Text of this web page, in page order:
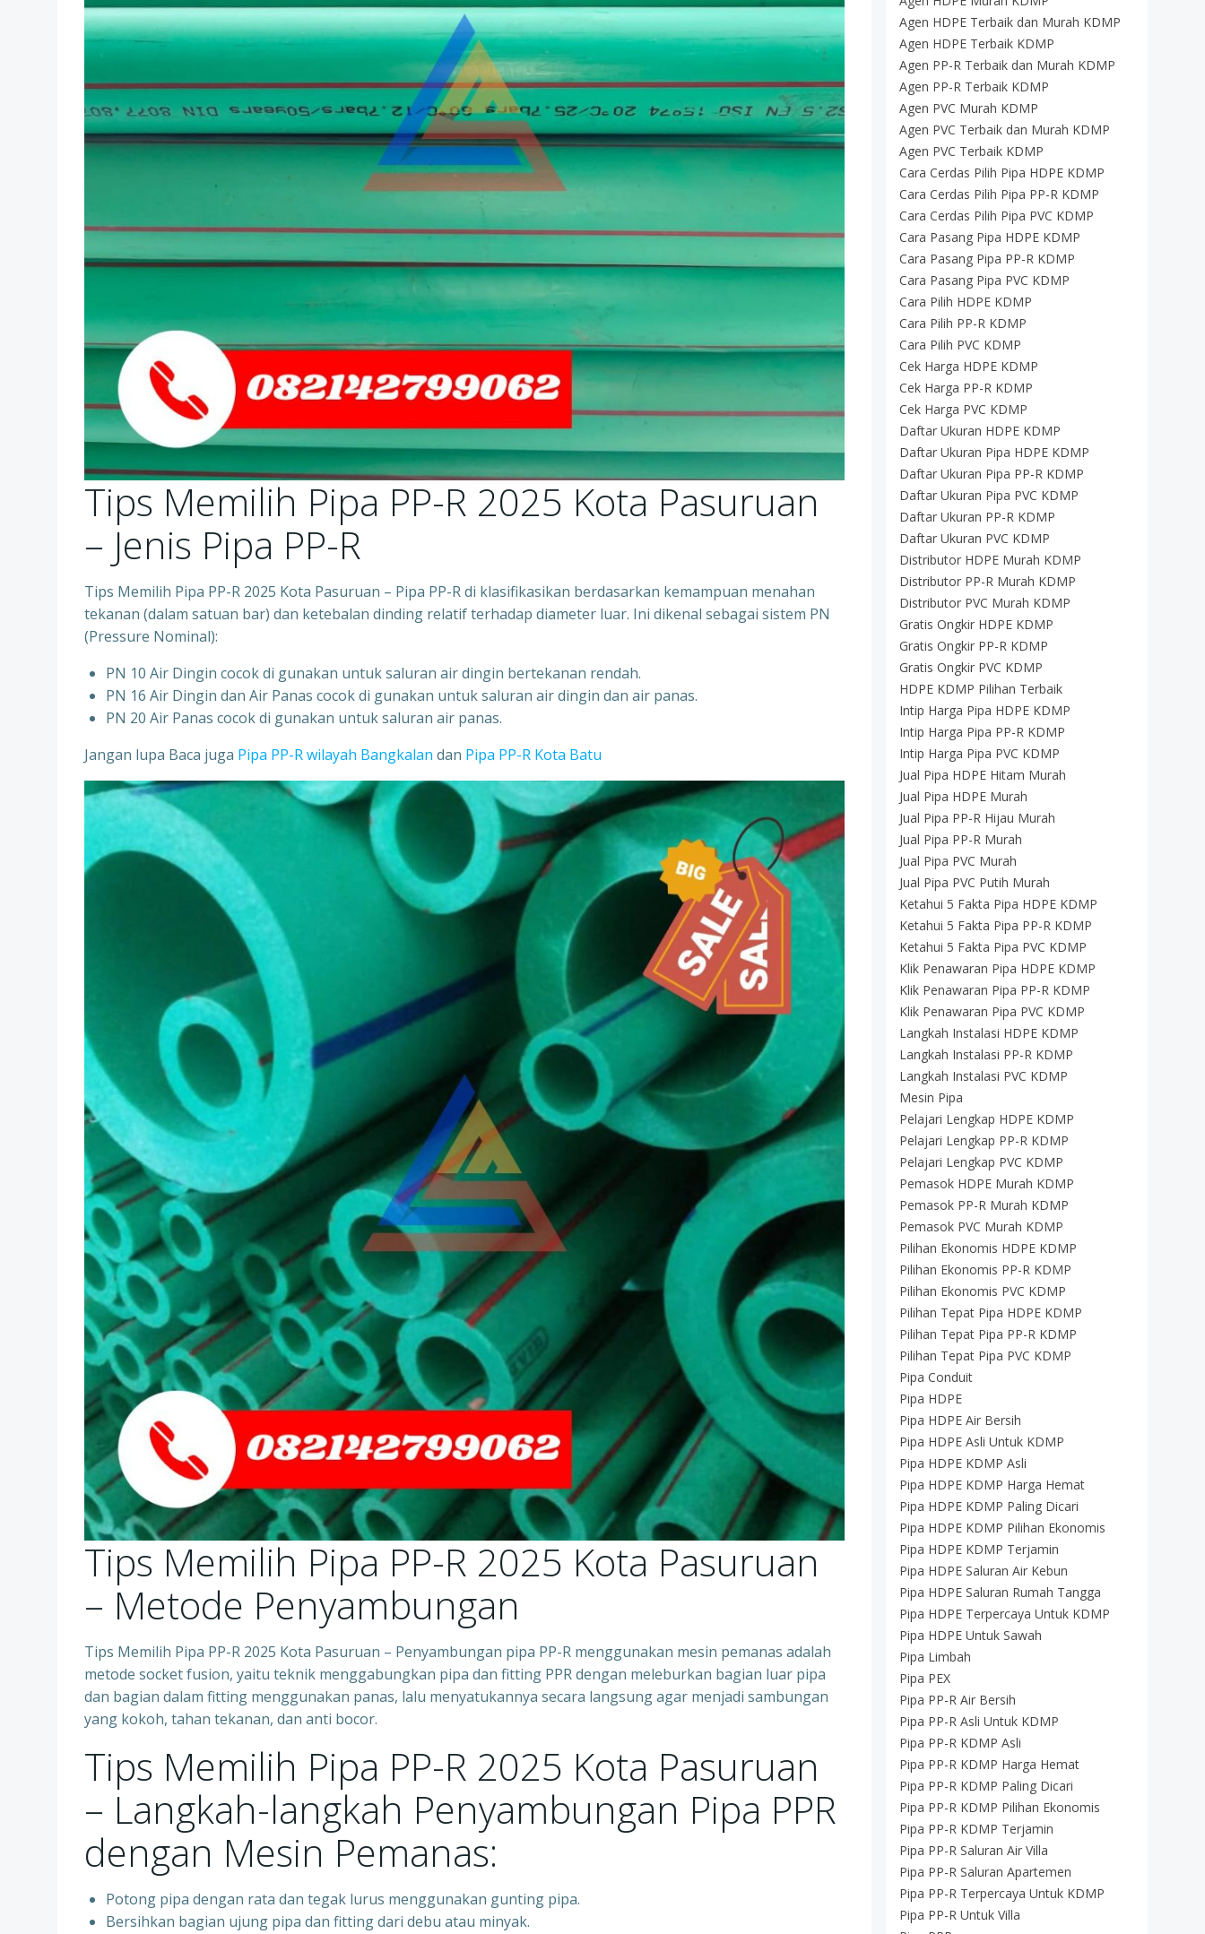
Tips Memilih Pipa PP-R 2025 Kota Pasuruan
– Jenis Pipa PP-R
Tips Memilih Pipa PP-R 2025 Kota Pasuruan – Pipa PP-R di klasifikasikan berdasarkan kemampuan menahan
tekanan (dalam satuan bar) dan ketebalan dinding relatif terhadap diameter luar. Ini dikenal sebagai sistem PN
(Pressure Nominal):
PN 10 Air Dingin cocok di gunakan untuk saluran air dingin bertekanan rendah.
PN 16 Air Dingin dan Air Panas cocok di gunakan untuk saluran air dingin dan air panas.
PN 20 Air Panas cocok di gunakan untuk saluran air panas.
Jangan lupa Baca juga Pipa PP-R wilayah Bangkalan dan Pipa PP-R Kota Batu
Tips Memilih Pipa PP-R 2025 Kota Pasuruan
– Metode Penyambungan
Tips Memilih Pipa PP-R 2025 Kota Pasuruan – Penyambungan pipa PP-R menggunakan mesin pemanas adalah
metode socket fusion, yaitu teknik menggabungkan pipa dan fitting PPR dengan meleburkan bagian luar pipa
dan bagian dalam fitting menggunakan panas, lalu menyatukannya secara langsung agar menjadi sambungan
yang kokoh, tahan tekanan, dan anti bocor.
Tips Memilih Pipa PP-R 2025 Kota Pasuruan
– Langkah-langkah Penyambungan Pipa PPR
dengan Mesin Pemanas:
Potong pipa dengan rata dan tegak lurus menggunakan gunting pipa.
Bersihkan bagian ujung pipa dan fitting dari debu atau minyak.
Agen HDPE Terbaik dan Murah KDMP
Agen HDPE Terbaik KDMP
Agen PP-R Terbaik dan Murah KDMP
Agen PP-R Terbaik KDMP
Agen PVC Murah KDMP
Agen PVC Terbaik dan Murah KDMP
Agen PVC Terbaik KDMP
Cara Cerdas Pilih Pipa HDPE KDMP
Cara Cerdas Pilih Pipa PP-R KDMP
Cara Cerdas Pilih Pipa PVC KDMP
Cara Pasang Pipa HDPE KDMP
Cara Pasang Pipa PP-R KDMP
Cara Pasang Pipa PVC KDMP
Cara Pilih HDPE KDMP
Cara Pilih PP-R KDMP
Cara Pilih PVC KDMP
Cek Harga HDPE KDMP
Cek Harga PP-R KDMP
Cek Harga PVC KDMP
Daftar Ukuran HDPE KDMP
Daftar Ukuran Pipa HDPE KDMP
Daftar Ukuran Pipa PP-R KDMP
Daftar Ukuran Pipa PVC KDMP
Daftar Ukuran PP-R KDMP
Daftar Ukuran PVC KDMP
Distributor HDPE Murah KDMP
Distributor PP-R Murah KDMP
Distributor PVC Murah KDMP
Gratis Ongkir HDPE KDMP
Gratis Ongkir PP-R KDMP
Gratis Ongkir PVC KDMP
HDPE KDMP Pilihan Terbaik
Intip Harga Pipa HDPE KDMP
Intip Harga Pipa PP-R KDMP
Intip Harga Pipa PVC KDMP
Jual Pipa HDPE Hitam Murah
Jual Pipa HDPE Murah
Jual Pipa PP-R Hijau Murah
Jual Pipa PP-R Murah
Jual Pipa PVC Murah
Jual Pipa PVC Putih Murah
Ketahui 5 Fakta Pipa HDPE KDMP
Ketahui 5 Fakta Pipa PP-R KDMP
Ketahui 5 Fakta Pipa PVC KDMP
Klik Penawaran Pipa HDPE KDMP
Klik Penawaran Pipa PP-R KDMP
Klik Penawaran Pipa PVC KDMP
Langkah Instalasi HDPE KDMP
Langkah Instalasi PP-R KDMP
Langkah Instalasi PVC KDMP
Mesin Pipa
Pelajari Lengkap HDPE KDMP
Pelajari Lengkap PP-R KDMP
Pelajari Lengkap PVC KDMP
Pemasok HDPE Murah KDMP
Pemasok PP-R Murah KDMP
Pemasok PVC Murah KDMP
Pilihan Ekonomis HDPE KDMP
Pilihan Ekonomis PP-R KDMP
Pilihan Ekonomis PVC KDMP
Pilihan Tepat Pipa HDPE KDMP
Pilihan Tepat Pipa PP-R KDMP
Pilihan Tepat Pipa PVC KDMP
Pipa Conduit
Pipa HDPE
Pipa HDPE Air Bersih
Pipa HDPE Asli Untuk KDMP
Pipa HDPE KDMP Asli
Pipa HDPE KDMP Harga Hemat
Pipa HDPE KDMP Paling Dicari
Pipa HDPE KDMP Pilihan Ekonomis
Pipa HDPE KDMP Terjamin
Pipa HDPE Saluran Air Kebun
Pipa HDPE Saluran Rumah Tangga
Pipa HDPE Terpercaya Untuk KDMP
Pipa HDPE Untuk Sawah
Pipa Limbah
Pipa PEX
Pipa PP-R Air Bersih
Pipa PP-R Asli Untuk KDMP
Pipa PP-R KDMP Asli
Pipa PP-R KDMP Harga Hemat
Pipa PP-R KDMP Paling Dicari
Pipa PP-R KDMP Pilihan Ekonomis
Pipa PP-R KDMP Terjamin
Pipa PP-R Saluran Air Villa
Pipa PP-R Saluran Apartemen
Pipa PP-R Terpercaya Untuk KDMP
Pipa PP-R Untuk Villa